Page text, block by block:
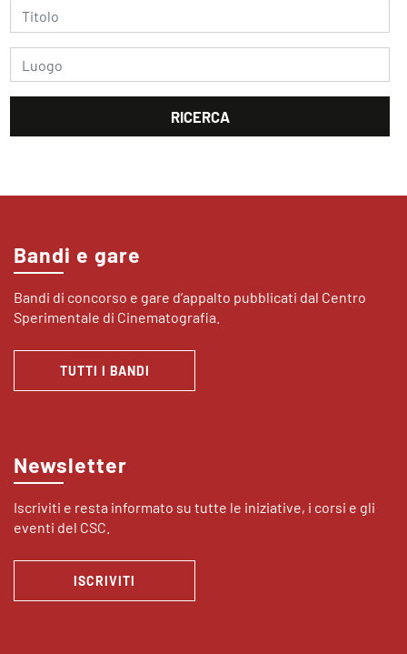
Bandi e gare
Bandi di concorso e gare d’appalto pubblicati dal Centro
Sperimentale di Cinematografia.
TUTTI I BANDI
Newsletter
Iscriviti e resta informato su tutte le iniziative, i corsi e gli
eventi del CSC.
ISCRIVITI